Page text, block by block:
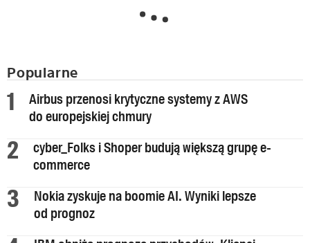
Popularne
Airbus przenosi krytyczne systemy z AWS
do europejskiej chmury
cyber_Folks i Shoper budują większą grupę e-
commerce
Nokia zyskuje na boomie AI. Wyniki lepsze
od prognoz